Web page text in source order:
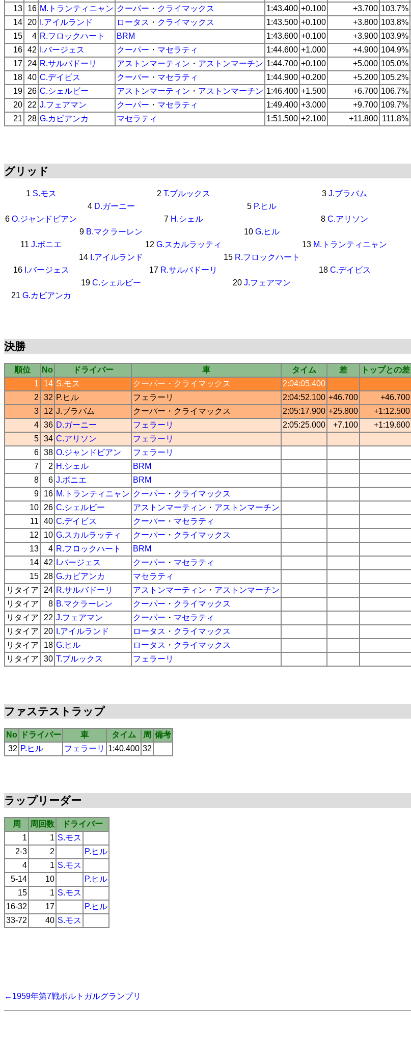
13
16 M.トランティニャン クーパー ・ クライマックス 1:43.400 +0.100 +3.700 103.7%
14
20 I.アイルランド ロータス ・ クライマックス 1:43.500 +0.100 +3.800 103.8%
15
4 R.フロックハート BRM 1:43.600 +0.100 +3.900 103.9%
16 42 I.バージェス クーパー ・ マセラティ 1:44.600 +1.000 +4.900 104.9%
17
24 R.サルバドーリ アストンマーティン ・ アストンマーチン 1:44.700 +0.100 +5.000 105.0%
18 40 C.デイビス クーパー ・ マセラティ 1:44.900 +0.200 +5.200 105.2%
19
26 C.シェルビー アストンマーティン ・ アストンマーチン 1:46.400 +1.500 +6.700 106.7%
20
22 J.フェアマン クーパー ・ マセラティ 1:49.400 +3.000 +9.700 109.7%
21
28 G.カビアンカ マセラティ 1:51.500 +2.100 +11.800 111.8%
グリッド
1 S.モス 2 T.ブルックス 3 J.ブラバム
4 D.ガーニー 5 P.ヒル
6 O.ジャンドビアン 7 H.シェル 8 C.アリソン
9 B.マクラーレン 10 G.ヒル
11 J.ボニエ 12 G.スカルラッティ 13 M.トランティニャン
14 I.アイルランド 15 R.フロックハート
16 I.バージェス 17 R.サルバドーリ 18 C.デイビス
19 C.シェルビー 20 J.フェアマン
21 G.カビアンカ
決勝
順位 No ドライバー 車 タイム 差 トップとの差
1
14 S.モス クーパー ・ クライマックス 2:04:05.400
2
32 P.ヒル フェラーリ 2:04:52.100 +46.700 +46.700
3
12 J.ブラバム クーパー ・ クライマックス 2:05:17.900 +25.800 +1:12.500
4 36 D.ガーニー フェラーリ 2:05:25.000 +7.100 +1:19.600
5 34 C.アリソン フェラーリ
6 38 O.ジャンドビアン フェラーリ
7
2 H.シェル BRM
8
6 J.ボニエ BRM
9
16 M.トランティニャン クーパー ・ クライマックス
10
26 C.シェルビー アストンマーティン ・ アストンマーチン
11
40 C.デイビス クーパー ・ マセラティ
12
10 G.スカルラッティ クーパー ・ クライマックス
13
4 R.フロックハート BRM
14 42 I.バージェス クーパー ・ マセラティ
15
28 G.カビアンカ マセラティ
リタイア
24 R.サルバドーリ アストンマーティン ・ アストンマーチン
リタイア
8 B.マクラーレン クーパー ・ クライマックス
リタイア
22 J.フェアマン クーパー ・ マセラティ
リタイア
20 I.アイルランド ロータス ・ クライマックス
リタイア
18 G.ヒル ロータス ・ クライマックス
リタイア
30 T.ブルックス フェラーリ
ファステストラップ
No ドライバー 車 タイム 周 備考
32 P.ヒル フェラーリ 1:40.400 32
ラップリーダー
周 周回数
ドライバー
1
1 S.モス
2-3
2
P.ヒル
4
1 S.モス
5-14
10
P.ヒル
15
1 S.モス
16-32
17
P.ヒル
33-72
40 S.モス
←1959年第7戦ポルトガルグランプリ